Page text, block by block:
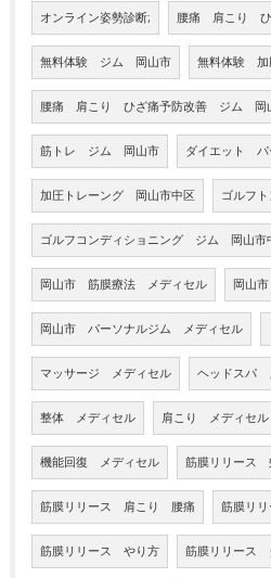
オンライン姿勢診断; 腰痛 肩こり ひ
無料体験 ジム 岡山市 無料体験 加
腰痛 肩こり ひざ痛予防改善 ジム 岡
筋トレ ジム 岡山市 ダイエット
加圧トレーング 岡山市中区 ゴルフ
ゴルフコンディショニング ジム 岡山市
岡山市 筋膜療法 メディセル 岡山
岡山市 パーソナルジム メディセル
マッサージ メディセル ヘッドスパ
整体 メディセル 肩こり メディセル
機能回復 メディセル 筋膜リリース
筋膜リリース 肩こり 腰痛 筋膜リ
筋膜リリース やり方 筋膜リリース